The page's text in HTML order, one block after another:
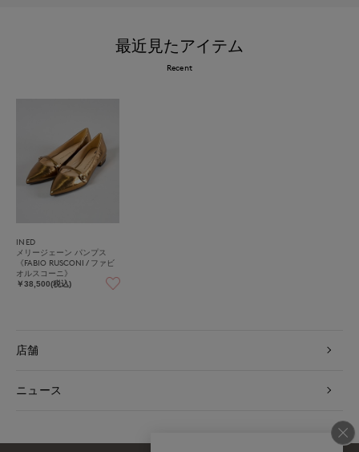
最近見たアイテム
Recent
INED
メリージェーン パンプス
《FABIO RUSCONI / ファビ
オルスコーニ》
￥38,500(税込)
店舗
ニュース